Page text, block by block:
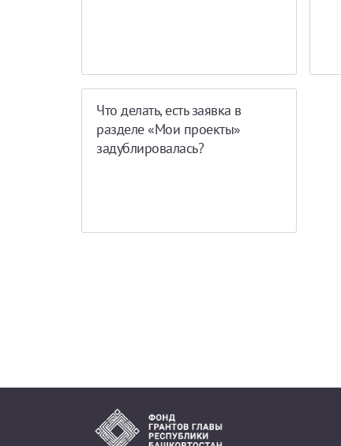
Что делать, есть заявка в
разделе «Мои проекты»
задублировалась?